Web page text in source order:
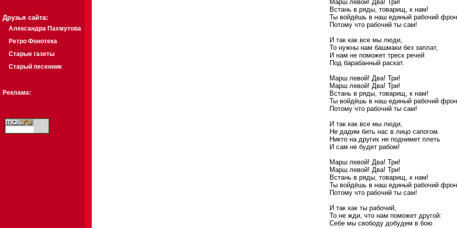
Друзья сайта:
Александра Пахмутова
Ретро Фонотека
Старые газеты
Старый песенник
Реклама:
Марш левой! Два! Три!
Встань в ряды, товарищ, к нам!
Ты войдёшь в наш единый рабочий
Потому что рабочий ты сам!
И так как все мы люди,
То нужны нам башмаки без заплат,
И нам не поможет треск речей
Под барабанный раскат.
Марш левой! Два! Три!
Марш левой! Два! Три!
Встань в ряды, товарищ, к нам!
Ты войдёшь в наш единый рабочий
Потому что рабочий ты сам!
И так как все мы люди,
Не дадим бить нас в лицо сапогом.
Никто на других не поднимет плеть
И сам не будет рабом!
Марш левой! Два! Три!
Марш левой! Два! Три!
Встань в ряды, товарищ, к нам!
Ты войдёшь в наш единый рабочий
Потому что рабочий ты сам!
И так как ты рабочий,
То не жди, что нам поможет другой:
Себе мы свободу добудем в бою